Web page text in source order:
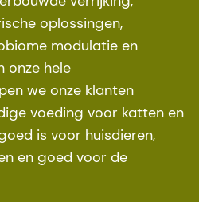
oplossingen,
modulatie en
onze hele
we onze klanten
voeding voor katten en
is voor huisdieren,
en goed voor de